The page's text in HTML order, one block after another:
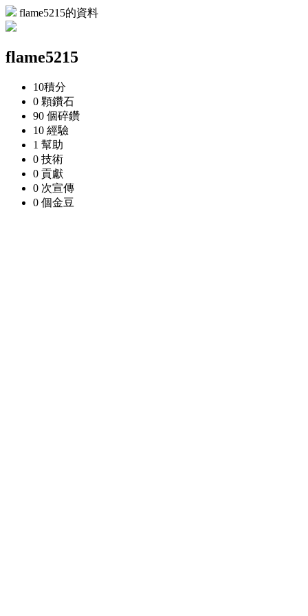
flame5215的資料
flame5215
10積分
0 顆鑽石
90 個碎鑽
10 經驗
1 幫助
0 技術
0 貢獻
0 次宣傳
0 個金豆